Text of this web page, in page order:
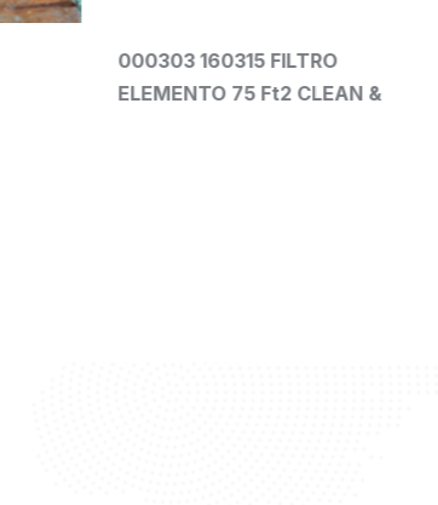
R173214 ELEMENTO P/
CLEAN 75